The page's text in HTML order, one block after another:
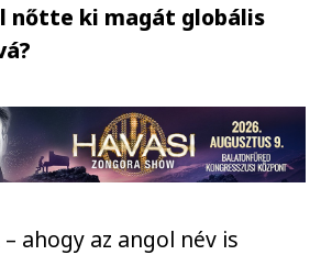
nőtte ki magát globális
ahogy az angol név is